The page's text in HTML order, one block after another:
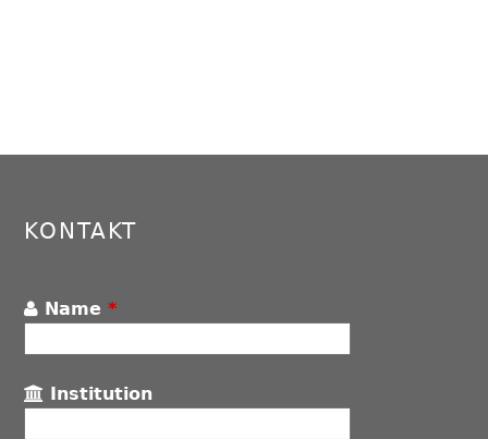
KONTAKT
Name*
Institution